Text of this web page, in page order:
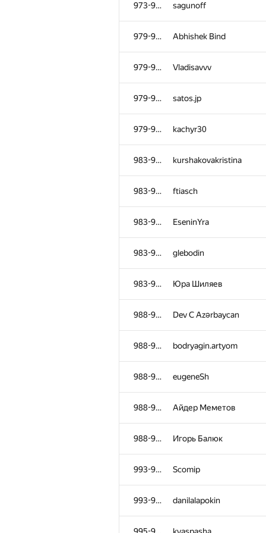
973-978 sagunoff
979-982 Abhishek Bind
979-982 Vladisavvv
979-982 satos.jp
979-982 kachyr30
983-987 kurshakovakristina
983-987 ftiasch
983-987 EseninYra
983-987 glebodin
983-987 Юра Шиляев
988-992 Dev C Azərbaycan
988-992 bodryagin.artyom
988-992 eugeneSh
988-992 Айдер Меметов
988-992 Игорь Балюк
993-994 Scomip
993-994 danilalapokin
Kernel Jimm
pavel.krizskiy
p.i.k.u.l.i.n
Kushagra
955 Kirill Korostelev
956 g8f6
957 ShubhamAvasthi
ermakovartem97
pspirichev
Birjik2